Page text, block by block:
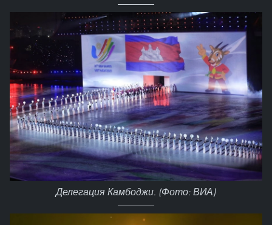
Делегация Камбоджи. (Фото: ВИА)